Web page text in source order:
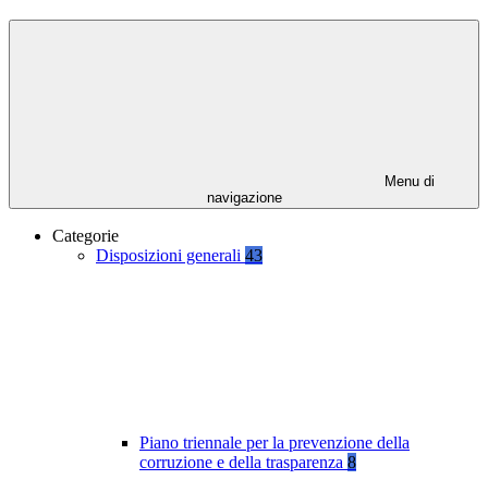
Menu di
navigazione
Categorie
Disposizioni generali 43
Piano triennale per la prevenzione della
corruzione e della trasparenza 8